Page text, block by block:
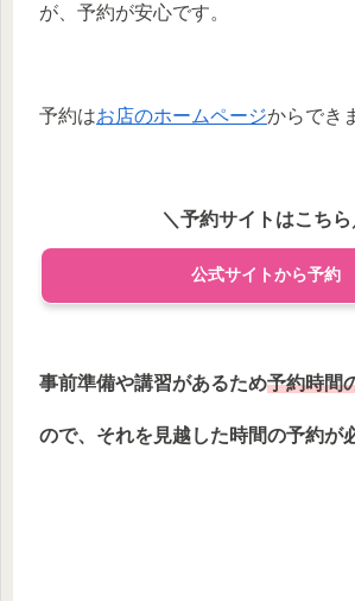
が、予約が安心です。
予約はお店のホームページからでき
＼予約サイトはこちら
公式サイトから予約
事前準備や講習があるため予約時間
ので、それを見越した時間の予約が